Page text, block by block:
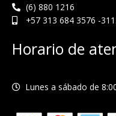
(6) 880 1216
+57 313 684 3576 -
Horario de
Lunes a sábado de